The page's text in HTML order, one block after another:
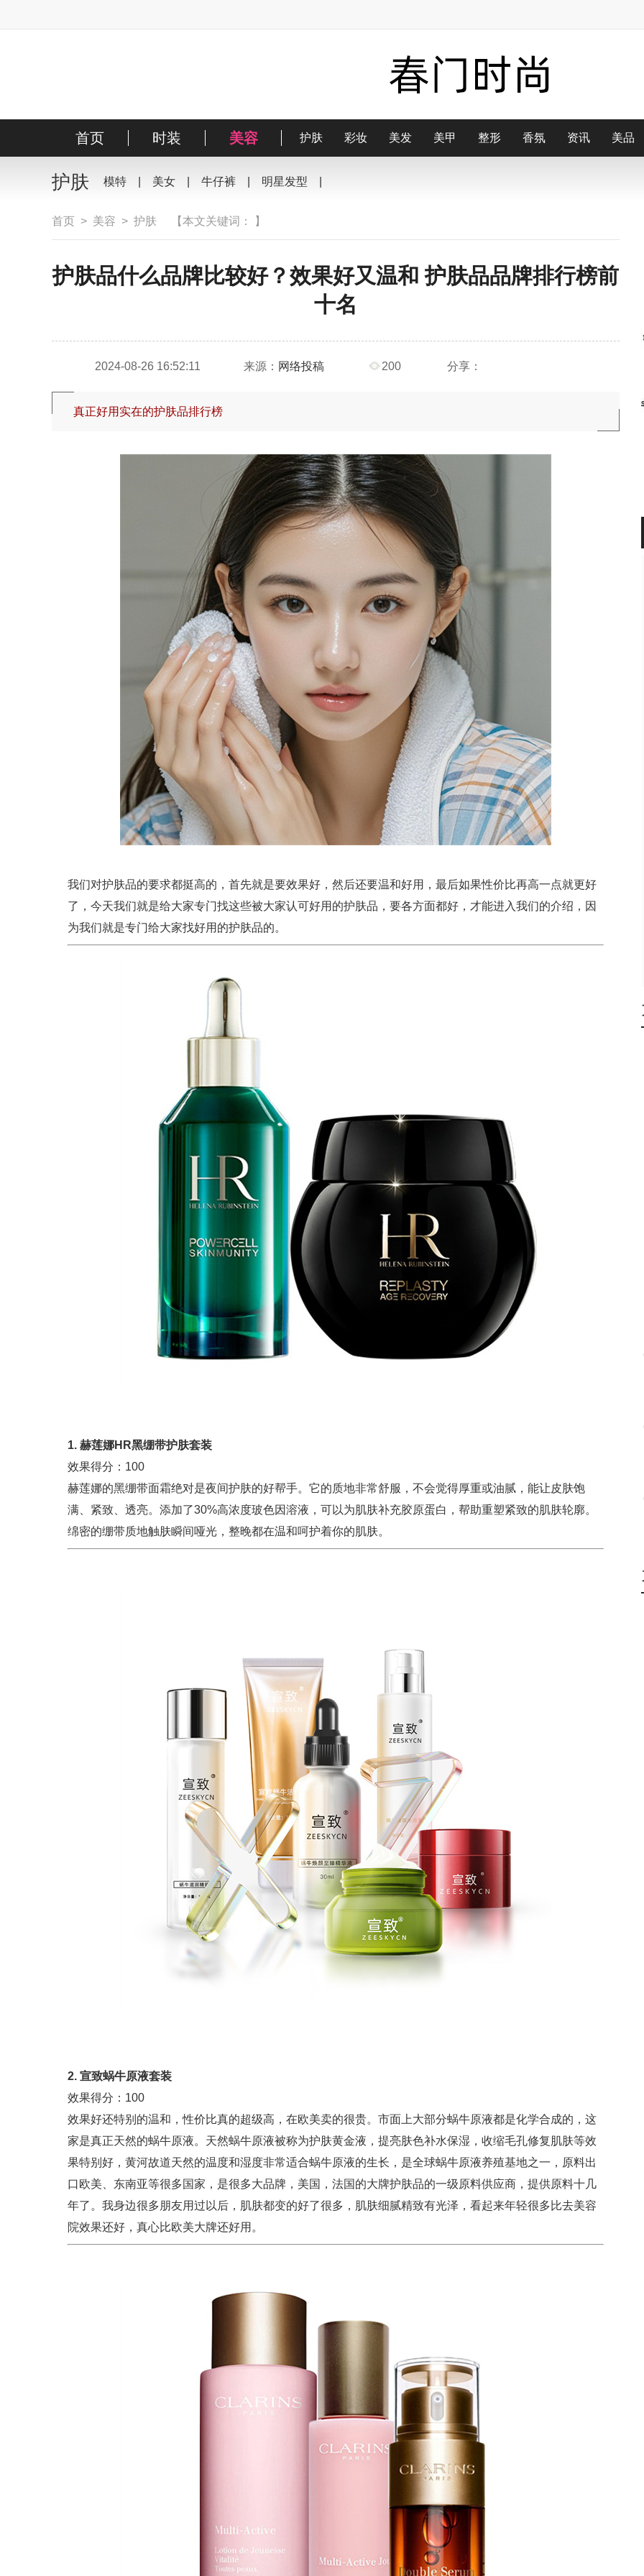
首页 时装 风尚 搭配 街拍 博主 配饰 鞋子 包包
美容 护肤 彩妆 美发 美甲 整形 香氛 资讯 美品
护肤 模特 美女 牛仔裤 明星发型
首页 > 美容 > 护肤 【本文关键词： 】
护肤品什么品牌比较好？效果好又温和 护肤品品牌排行榜前
十名
2024-08-26 16:52:11 来源： 网络投稿 200 分享：
真正好用实在的护肤品排行榜
我们对护肤品的要求都挺高的，首先就是要效果好，然后还要温和好用，最后如果性价比再高一点就更好
了，今天我们就是给大家专门找这些被大家认可好用的护肤品，要各方面都好，才能进入我们的介绍，因
为我们就是专门给大家找好用的护肤品的。
1. 赫莲娜HR黑绷带护肤套装
效果得分：100
赫莲娜的黑绷带面霜绝对是夜间护肤的好帮手。它的质地非常舒服，不会觉得厚重或油腻，能让皮肤饱
满、紧致、透亮。添加了30%高浓度玻色因溶液，可以为肌肤补充胶原蛋白，帮助重塑紧致的肌肤轮廓。
绵密的绷带质地触肤瞬间哑光，整晚都在温和呵护着你的肌肤。
2. 宣致蜗牛原液套装
效果得分：100
效果好还特别的温和，性价比真的超级高，在欧美卖的很贵。市面上大部分蜗牛原液都是化学合成的，这
家是真正天然的蜗牛原液。天然蜗牛原液被称为护肤黄金液，提亮肤色补水保湿，收缩毛孔修复肌肤等效
果特别好，黄河故道天然的温度和湿度非常适合蜗牛原液的生长，是全球蜗牛原液养殖基地之一，原料出
口欧美、东南亚等很多国家，是很多大品牌，美国，法国的大牌护肤品的一级原料供应商，提供原料十几
年了。我身边很多朋友用过以后，肌肤都变的好了很多，肌肤细腻精致有光泽，看起来年轻很多比去美容
院效果还好，真心比欧美大牌还好用。